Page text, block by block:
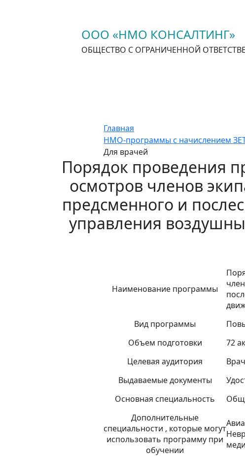
ООО «НМО КОНСАЛТИНГ»
ОБЩЕСТВО С ОГРАНИЧЕННОЙ
Главная
НМО-программы с начислением
Для врачей
Порядок проведения
осмотров членов
предсменного и
управления
Наименование программы
Вид программы
Объем подготовки
72
Целевая аудитория
Выдаваемые документы
Основная специальность
Дополнительные
специальности , которые могут
использовать программу при
обучении